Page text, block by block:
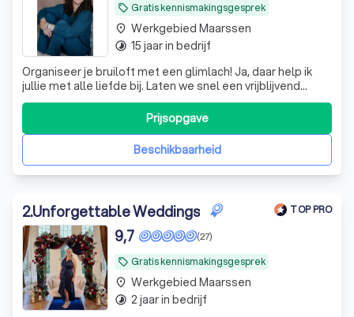
local_offer Gratis kennismakingsgesprek
Organiseer je bruiloft met een glimlach! Ja, daar help ik
jullie met alle liefde bij. Laten we snel een vrijblijvend
kennismakingsgesprek inplannen.
Beschikbaarheid
Prijsopgave
place Werkgebied Maarssen
timelapse 15 jaar in bedrijf
2.Unforgettable Weddings TOP PRO
local_offer Gratis kennismakingsgesprek
(27)
9,7
place Werkgebied Maarssen
timelapse 2 jaar in bedrijf